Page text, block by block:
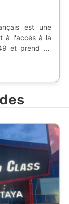
est une
à l'accès à la
et prend sa